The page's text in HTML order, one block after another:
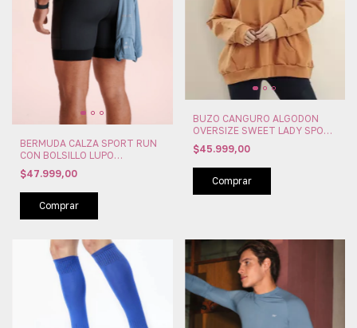
BERMUDA CALZA SPORT RUN
CON BOLSILLO LUPO
IMPORTADA (LU76142-001)
$47.999,00
Comprar
BUZO CANGURO ALGODON
OVERSIZE SWEET LADY SPORT
(SW20313-030)
$45.999,00
Comprar